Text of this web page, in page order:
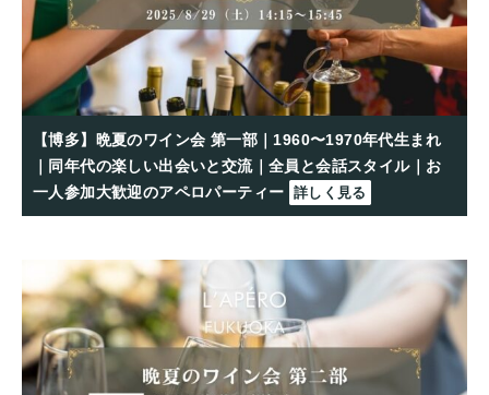
【博多】晩夏のワイン会 第一部｜1960〜1970年代生まれ
｜同年代の楽しい出会いと交流｜全員と会話スタイル｜お
一人参加大歓迎のアペロパーティー 詳しく見る